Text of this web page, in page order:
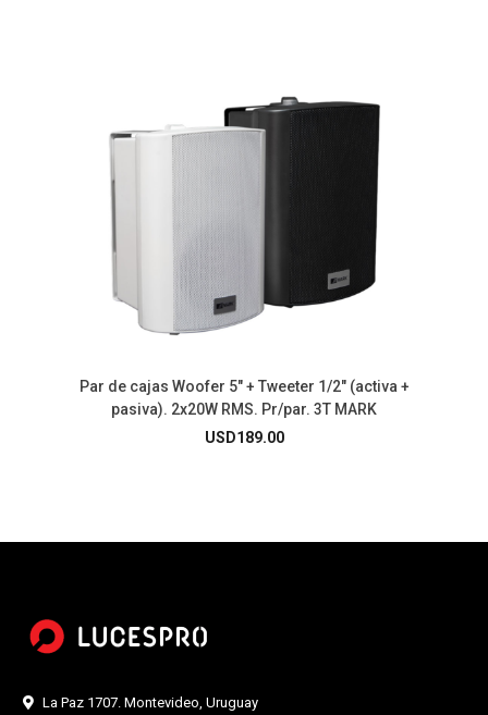
Par de cajas Woofer 5″ + Tweeter 1/2″ (activa +
pasiva). 2x20W RMS. Pr/par. 3T MARK
USD189.00
La Paz 1707. Montevideo, Uruguay